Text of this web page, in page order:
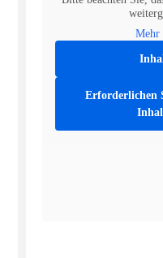
Mehr
Erforderlichen